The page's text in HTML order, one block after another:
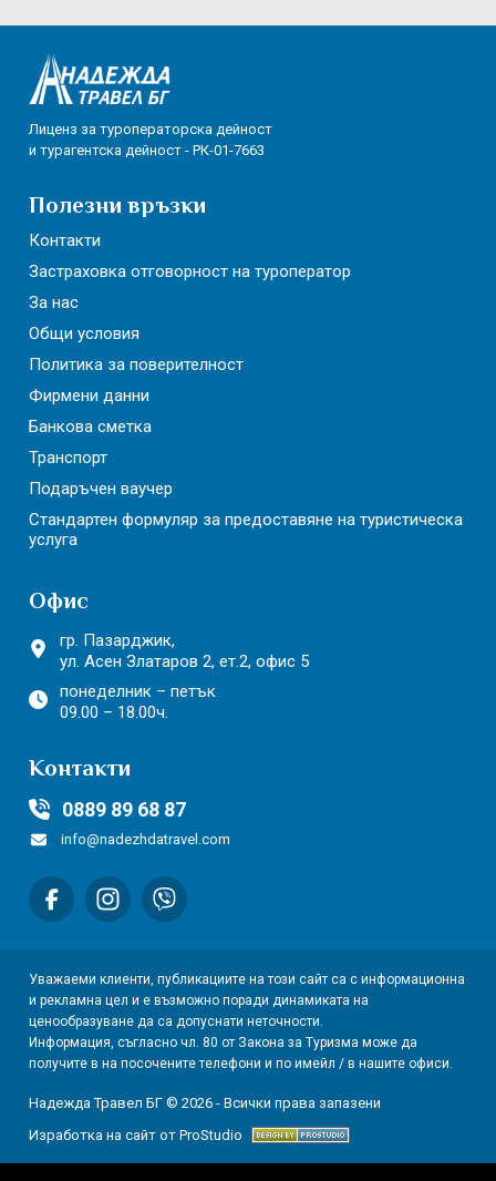
Лиценз за туроператорска дейност
и турагентска дейност - РК-01-7663
Полезни връзки
Контакти
Застраховка отговорност на туроператор
За нас
Общи условия
Политика за поверителност
Фирмени данни
Банкова сметка
Транспорт
Подаръчен ваучер
Стандартен формуляр за предоставяне на туристическа
услуга
Офис
гр. Пазарджик,
ул. Асен Златаров 2, ет.2, офис 5
понеделник – петък
09.00 – 18.00ч.
Контакти
0889 89 68 87
info@nadezhdatravel.com
Уважаеми клиенти, публикациите на този сайт са с информационна
и рекламна цел и е възможно поради динамиката на
ценообразуване да са допуснати неточности.
Информация, съгласно чл. 80 от Закона за Туризма може да
получите в на посочените телефони и по имейл / в нашите офиси.
Надежда Травел БГ © 2026 - Всички права запазени
Изработка на сайт от ProStudio